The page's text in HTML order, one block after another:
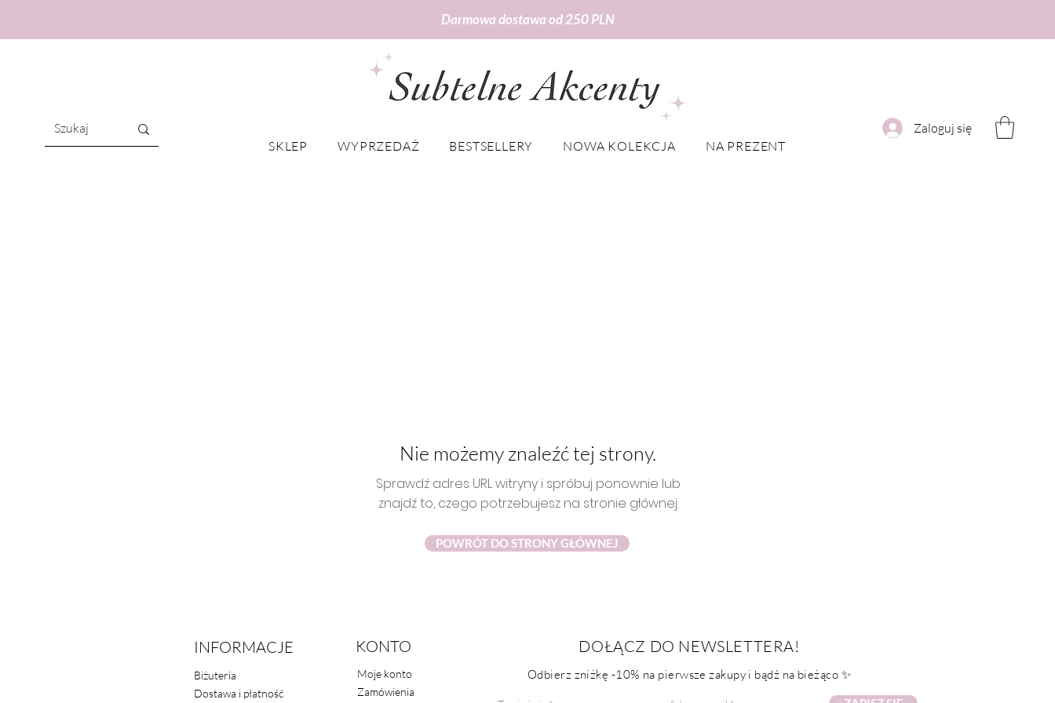
Darmowa dostawa od 250 PLN
Zaloguj się
SKLEP
WYPRZEDAŻ BESTSELLERY NOWA KOLEKCJA NA PREZENT
Nie możemy znaleźć tej strony.
Sprawdź adres URL witryny i spróbuj ponownie lub
znajdź to, czego potrzebujesz na stronie głównej.
POWRÓT DO STRONY GŁÓWNEJ
INFORMACJE
Biżuteria
Dostawa i płatność
KONTO
Moje konto
Zamówienia
DOŁĄCZ DO NEWSLETTERA!
Odbierz zniżkę -10% na pierwsze zakupy i bądź na bieżąco ✨